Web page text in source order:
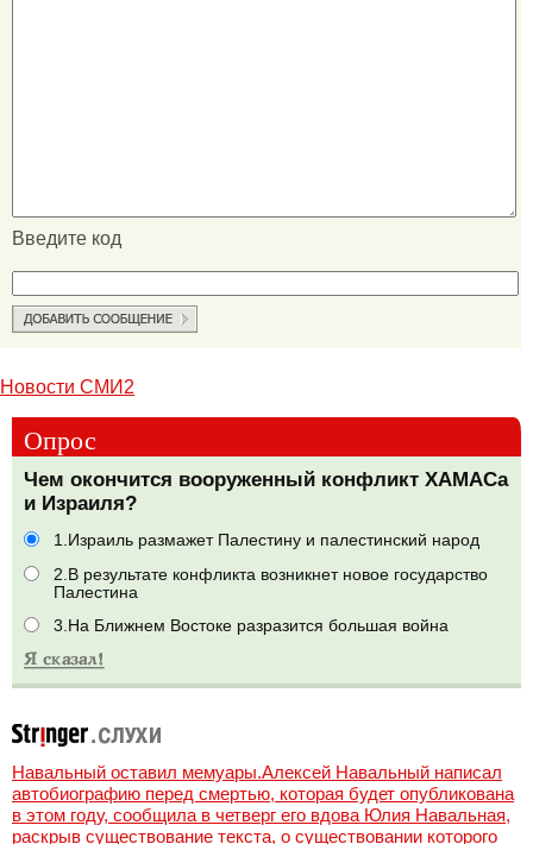
Введите код
Новости СМИ2
Опрос
Чем окончится вооруженный конфликт ХАМАСа
и Израиля?
1.Израиль размажет Палестину и палестинский народ
2.В результате конфликта возникнет новое государство
Палестина
3.На Ближнем Востоке разразится большая война
Навальный оставил мемуары.Алексей Навальный написал
автобиографию перед смертью, которая будет опубликована
в этом году, сообщила в четверг его вдова Юлия Навальная,
раскрыв существование текста, о существовании которого